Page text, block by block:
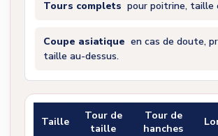
Tours complets pour poitrine, taille
Coupe asiatique en cas de doute,
taille au-dessus.
Taille
Tour de
taille
Tour de
hanches